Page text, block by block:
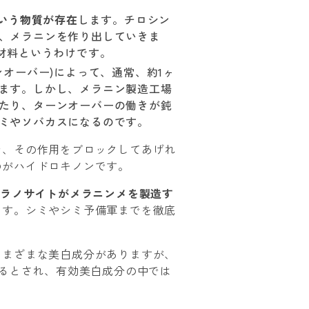
う物質が存在 します。チロシン
メラニンを作り出していきま
というわけです。
ーバー)によって、通常、約1ヶ
す。しかし、メラニン製造工場
り、ターンオーバーの働きが鈍
ソバカスになるのです。
その作用をブロックしてあげれ
ハイドロキノンです。
ノサイトがメラニンメを製造す
。シミやシミ予備軍までを徹底
ざまな美白成分がありますが、
とされ、有効美白成分の中では